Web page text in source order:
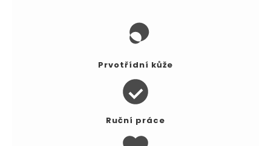
Prvotřídní kůže
Ruční práce